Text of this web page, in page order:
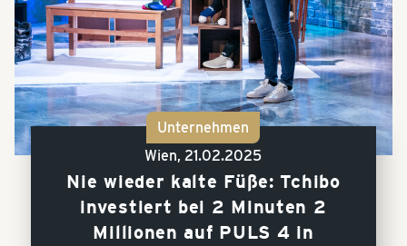
Unternehmen
Wien,21.02.2025
Nie wieder kalte Füße: Tchibo
investiert bei 2 Minuten 2
Millionen auf PULS 4 in